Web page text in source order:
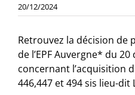
20/12/2024
Retrouvez la décision
de l’EPF Auvergne* du
concernant l’acquisition
446,447 et 494 sis lieu-